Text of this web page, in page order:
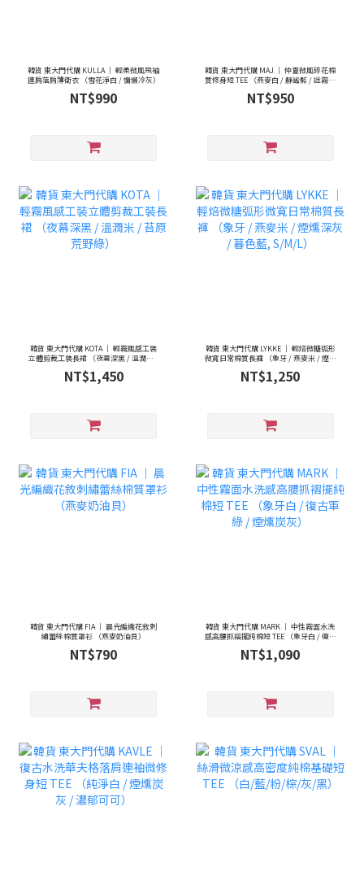
韓貨 東大門代購 KULLA ｜ 輕柔微風飛袖
連肩落肩薄衛衣 （雪花淨白 / 慵懶冷灰）
NT$990
韓貨 東大門代購 MAJ ｜ 仲夏微風碎花棉
質修身短 TEE （燕麥白 / 靜謐藍 / 迷霧灰
/ 檸檬奶油）
NT$950
韓貨 東大門代購 KOTA ｜ 輕霧風感工裝
立體剪裁工裝長裙 （夜幕深黑 / 溫潤米 /
苔原荒野綠）
NT$1,450
韓貨 東大門代購 LYKKE ｜ 輕焙微糖弧形
微寬日常棉質長褲 （象牙 / 燕麥米 / 煙燻
深灰 / 暮色藍, S/M/L）
NT$1,250
韓貨 東大門代購 FIA ｜ 晨光編織花敘刺
繡蕾絲棉質罩衫 （燕麥奶油貝）
NT$790
韓貨 東大門代購 MARK ｜ 中性霧面水洗
感高腰抓褶擺純棉短 TEE （象牙白 / 復古
軍綠 / 煙燻炭灰）
NT$1,090